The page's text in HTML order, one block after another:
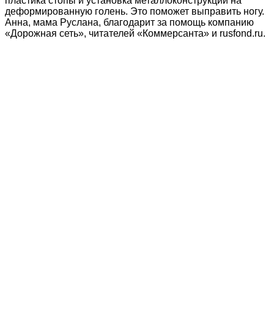
деформированную голень. Это поможет выправить ногу.
Анна, мама Руслана, благодарит за помощь компанию
«Дорожная сеть», читателей «Коммерсанта» и rusfond.ru.